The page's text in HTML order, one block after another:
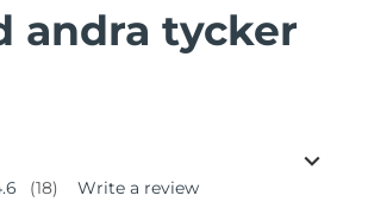
andra tycker
(18) Write a review